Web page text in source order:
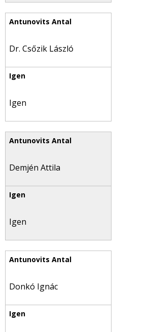
Dr. Csőzik László
Igen
Demjén Attila
Igen
Donkó Ignác